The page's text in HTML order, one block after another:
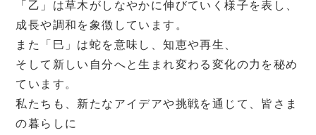
「乙」は草木がしなやかに伸びていく様子を表し、
成長や調和を象徴しています。
また「巳」は蛇を意味し、知恵や再生、
そして新しい自分へと生まれ変わる変化の力を秘め
ています。
私たちも、新たなアイデアや挑戦を通じて、皆さま
の暮らしに